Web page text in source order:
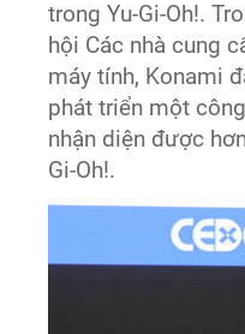
trong Yu-Gi-Oh!.
hội Các nhà cung
máy tính, Konami
phát triển một
nhận diện được
Gi-Oh!.